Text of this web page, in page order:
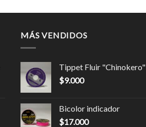
MÁS VENDIDOS
Tippet Fluir "Chinokero"
$9.000
Bicolor indicador
$17.000